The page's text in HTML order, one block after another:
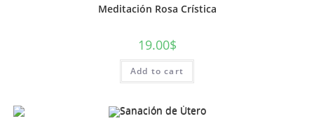
Meditación Rosa Crística
19.00$
Add to cart